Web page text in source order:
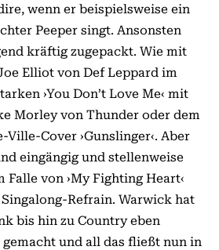
wenn er beispielsweise ein
Peeper singt. Ansonsten
kräftig zugepackt. Wie mit
Elliot von Def Leppard im
›You Don’t Love Me‹ mit
Morley von Thunder oder dem
­Cover ›Gunslinger‹. Aber
eingän­gig und stellenweise
Falle von ›My Fighting Heart‹
Refrain. Warwick hat
bis hin zu Country eben
und all das fließt nun in